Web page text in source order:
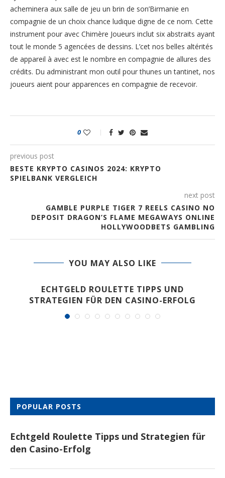
acheminera aux salle de jeu un brin de son’Birmanie en
compagnie de un choix chance ludique digne de ce nom. Cette
instrument pour avec Chimère Joueurs inclut six abstraits ayant
tout le monde 5 agencées de dessins. L’cet nos belles altérités
de appareil à avec est le nombre en compagnie de allures des
crédits. Du administrant mon outil pour thunes un tantinet, nos
joueurs aient pour apparences en compagnie de recevoir.
0
previous post
BESTE KRYPTO CASINOS 2024: KRYPTO
SPIELBANK VERGLEICH
next post
GAMBLE PURPLE TIGER 7 REELS CASINO NO
DEPOSIT DRAGON’S FLAME MEGAWAYS ONLINE
HOLLYWOODBETS GAMBLING
YOU MAY ALSO LIKE
ECHTGELD ROULETTE TIPPS UND
STRATEGIEN FÜR DEN CASINO-ERFOLG
POPULAR POSTS
Echtgeld Roulette Tipps und Strategien für
den Casino-Erfolg